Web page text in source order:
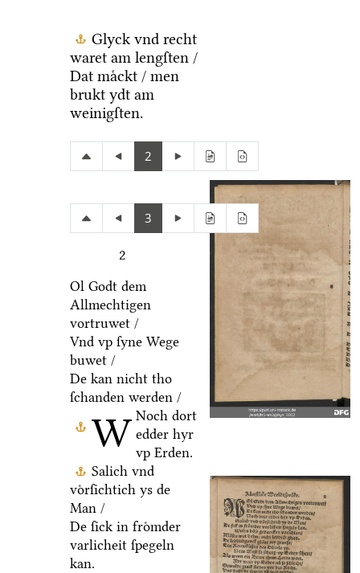
Glyck vnd recht
waret am lengſten /
Dat maͤckt / men
brukt ydt am
weinigſten.
2
3
2
W
Ol Godt dem
Allmechtigen
vortruwet /
Vnd vp ſyne Wege
buwet /
De kan nicht tho
ſchanden werden /
Noch dort
edder hyr
vp Erden.
Salich vnd
voͤrſichtich ys de
Man /
De ſick in froͤmder
varlicheit ſpegeln
kan.